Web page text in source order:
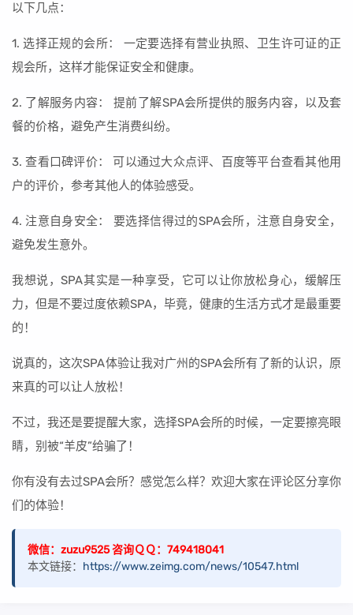
以下几点：
1. 选择正规的会所： 一定要选择有营业执照、卫生许可证的正
规会所，这样才能保证安全和健康。
2. 了解服务内容： 提前了解SPA会所提供的服务内容，以及套
餐的价格，避免产生消费纠纷。
3. 查看口碑评价： 可以通过大众点评、百度等平台查看其他用
户的评价，参考其他人的体验感受。
4. 注意自身安全： 要选择信得过的SPA会所，注意自身安全，
避免发生意外。
我想说，SPA其实是一种享受，它可以让你放松身心，缓解压
力，但是不要过度依赖SPA，毕竟，健康的生活方式才是最重要
的！
说真的，这次SPA体验让我对广州的SPA会所有了新的认识，原
来真的可以让人放松！
不过，我还是要提醒大家，选择SPA会所的时候，一定要擦亮眼
睛，别被“羊皮”给骗了！
你有没有去过SPA会所？感觉怎么样？欢迎大家在评论区分享你
们的体验！
微信：zuzu9525 咨询ＱＱ：749418041
本文链接： https://www.zeimg.com/news/10547.html